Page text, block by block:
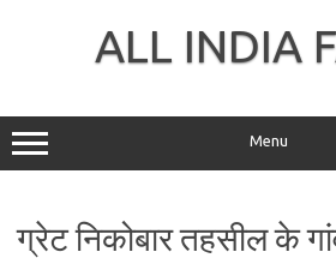
ALL INDIA
Menu
ग्रेट निकोबार तहसील के